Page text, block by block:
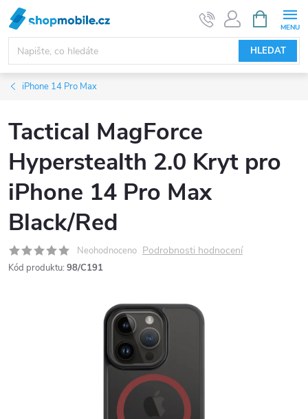
Přejít
na
obsah
HLEDAT
NÁKUPNÍ
KOŠÍK
iPhone 14 Pro Max
Tactical MagForce
Hyperstealth 2.0 Kryt pro
iPhone 14 Pro Max
Black/Red
Neohodnoceno Podrobnosti hodnocení
Kód produktu: 98/C191